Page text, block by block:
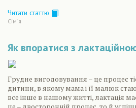
Читати статтю
Сiм´я
Як впоратися з
Грудне вигодовування – це процес
дитини, в якому мама і її малюк
все інше в нашому житті, лактація